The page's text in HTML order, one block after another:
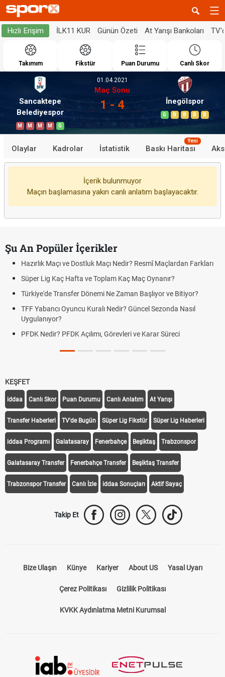
Hızlı Erişim İLK11 KUR Günün Özeti At Yarışı Bankoları
Takımım Fikstür Puan Durumu Canlı Skor
Sancaktepe
Belediyespor
M M M M G
01.04.2021
Maç Sonu
1 - 4 İnegölspor
G B B B B
Olaylar Kadrolar İstatistik Baskı Haritası
Yeni
İçerik bulunmuyor
Maçın başlamasına yakın canlı anlatım başlayacaktır.
Şu An Popüler İçerikler
Hazırlık Maçı ve Dostluk Maçı Nedir? Resmî Maçlardan Farkları
Süper Lig Kaç Hafta ve Toplam Kaç Maç Oynanır?
Türkiye'de Transfer Dönemi Ne Zaman Başlıyor ve Bitiyor?
TFF Yabancı Oyuncu Kuralı Nedir? Güncel Sezonda Nasıl
Uygulanıyor?
PFDK Nedir? PFDK Açılımı, Görevleri ve Karar Süreci
KEŞFET
iddaa Canlı Skor Puan Durumu Canlı Anlatım At Yarışı
Transfer Haberleri TV'de Bugün Süper Lig Fikstür Süper Lig Haberleri
iddaa Programı Galatasaray Fenerbahçe Beşiktaş Trabzonspor
Galatasaray Transfer Fenerbahçe Transfer Beşiktaş Transfer
Trabzonspor Transfer Canlı İzle iddaa Sonuçları Aktif Sayaç
Takip Et
Bize Ulaşın Künye Kariyer About US Yasal Uyarı
Çerez Politikası Gizlilik Politikası
KVKK Aydınlatma Metni Kurumsal